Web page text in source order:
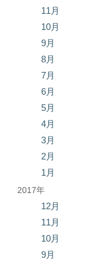
11月
10月
9月
8月
7月
6月
5月
4月
3月
2月
1月
2017年
12月
11月
10月
9月